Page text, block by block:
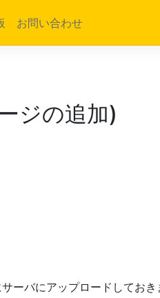
お問い合わせ
ジの追加)
ーバにアップロードしておき